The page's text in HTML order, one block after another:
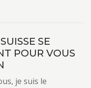
SE
POUR VOUS
je suis le